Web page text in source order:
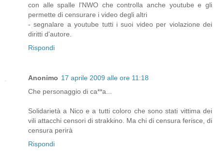
con alle spalle l'NWO che controlla anche youtube e gli
permette di censurare i video degli altri
- segnalare a youtube tutti i suoi video per violazione dei
diritti d'autore.
Rispondi
Anonimo 17 aprile 2009 alle ore 11:18
Che personaggio di ca**a...
Solidarietà a Nico e a tutti coloro che sono stati vittima dei
vili attacchi censori di strakkino. Ma chi di censura ferisce, di
censura perirà
Rispondi